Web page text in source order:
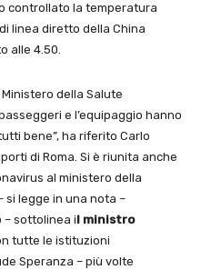
controllato la temperatura
linea diretto della China
alle 4.50.
della Salute
e l’equipaggio hanno
bene”, ha riferito Carlo
di Roma. Si è riunita anche
al ministero della
si legge in una nota –
– sottolinea il ministro
tutte le istituzioni
Speranza – più volte